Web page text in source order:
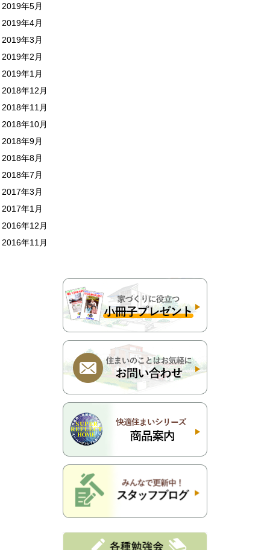
2019年5月
2019年4月
2019年3月
2019年2月
2019年1月
2018年12月
2018年11月
2018年10月
2018年9月
2018年8月
2018年7月
2017年3月
2017年1月
2016年12月
2016年11月